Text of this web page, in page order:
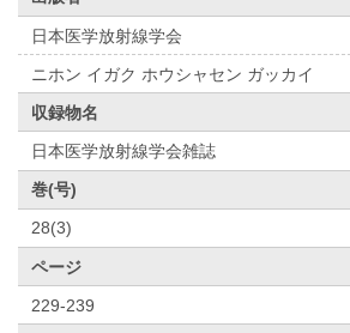
日本医学放射線学会
ニホン イガク ホウシャセン ガッカイ
収録物名
日本医学放射線学会雑誌
巻(号)
28(3)
ページ
229-239